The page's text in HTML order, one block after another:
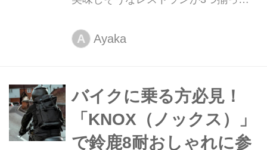
食材を生かしたメニューが豊富に揃っ
ている、鈴鹿サーキットホテルのレス
A Ayaka
バイクに乗る方必見！
「KNOX（ノックス）」
で鈴鹿8耐おしゃれに参